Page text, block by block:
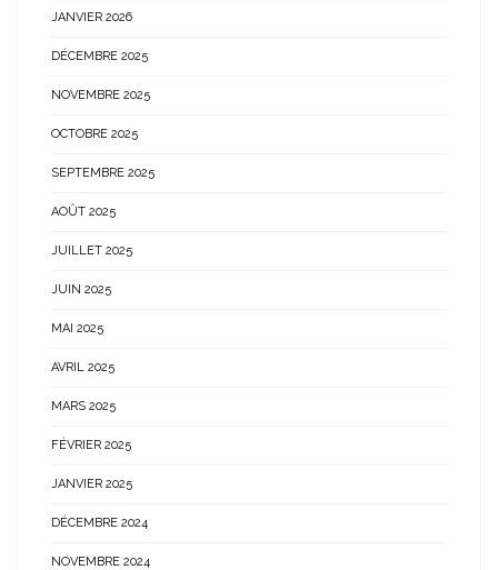
JANVIER 2026
DÉCEMBRE 2025
NOVEMBRE 2025
OCTOBRE 2025
SEPTEMBRE 2025
AOÛT 2025
JUILLET 2025
JUIN 2025
MAI 2025
AVRIL 2025
MARS 2025
FÉVRIER 2025
JANVIER 2025
DÉCEMBRE 2024
NOVEMBRE 2024